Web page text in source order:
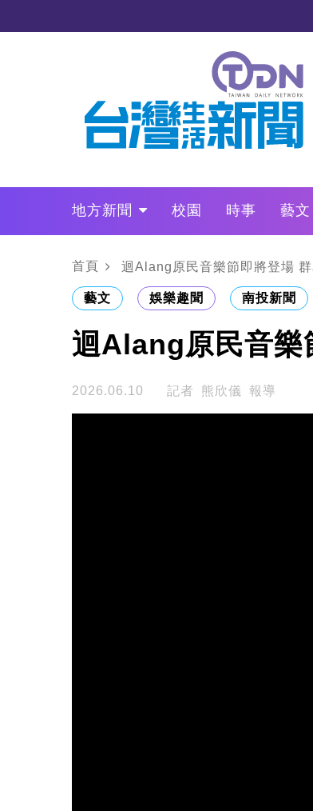
地方新聞 校園 時事 藝文
政治
財經 LO叩敲敲門
首頁 迴Alang原民音樂節即將登場
藝文 娛樂趣聞 南投新聞
迴Alang原民音樂
2026.06.10 記者 熊欣儀 報導